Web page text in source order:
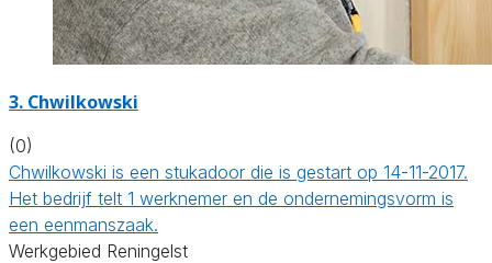
3. Chwilkowski
(0)
Chwilkowski is een stukadoor die is gestart op 14-11-2017.
Het bedrijf telt 1 werknemer en de ondernemingsvorm is
een eenmanszaak.
Werkgebied Reningelst